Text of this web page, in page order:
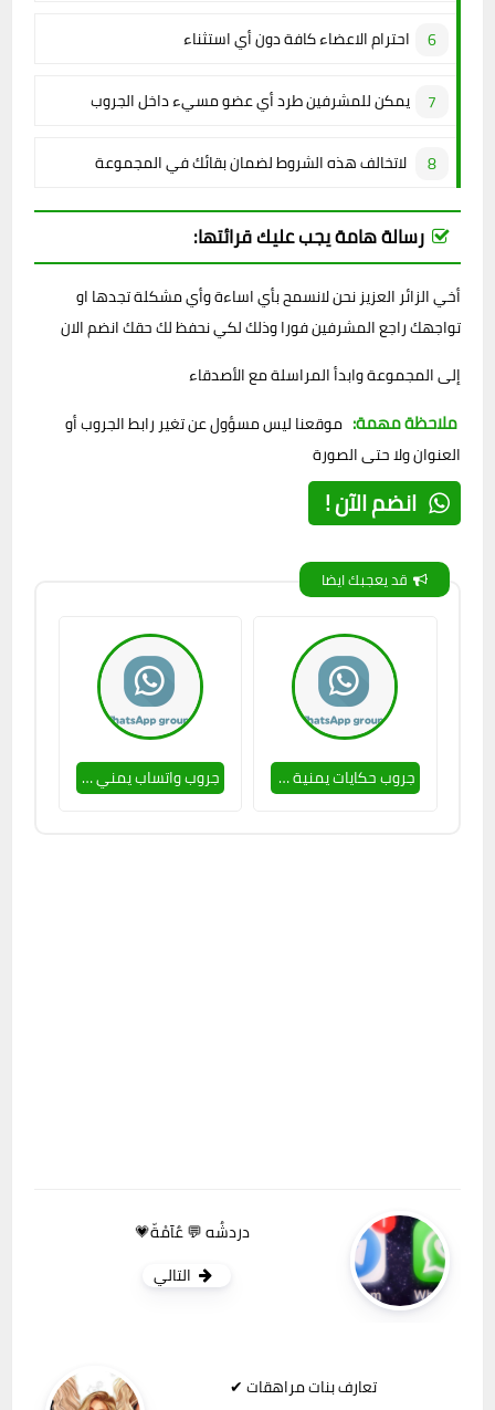
احترام الاعضاء كافة دون أي استثناء
يمكن للمشرفين طرد أي عضو مسيء داخل الجروب
لاتخالف هذه الشروط لضمان بقائك في المجموعة
رسالة هامة يجب عليك قرائتها:
أخي الزائر العزيز نحن لانسمح بأي اساءة وأي مشكلة تجدها او
تواجهك راجع المشرفين فورا وذلك لكي نحفظ لك حقك انضم الان
إلى المجموعة وابدأ المراسلة مع الأصدقاء
ملاحظة مهمة: موقعنا ليس مسؤول عن تغير رابط الجروب أو
العنوان ولا حتى الصورة
انضم الآن !
قد يعجبك ايضا
جروب حكايات يمنية بس صداقات 🥵🔥 جروب واتساب يمني بس بنات 🔥❤
دردشُه 💬 عٌآمْةّ💗
التالي
تعارف بنات مراهقات ✔